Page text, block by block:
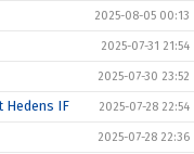
2025-08-05 00:13
2025-07-31 21:54
2025-07-30 23:52
IF 2025-07-28 22:54
2025-07-28 22:36